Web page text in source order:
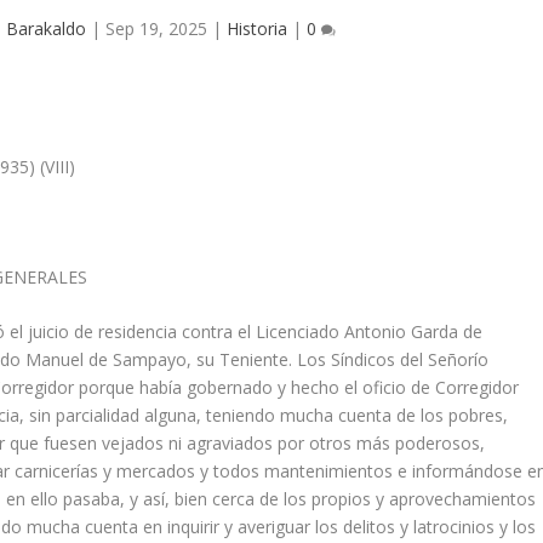
Barakaldo | Sep 19, 2025 | Historia |0
(VIII)
juicio de residencia contra el Licenciado Antonio Garda de
Manuel de Sampayo, su Teniente. Los Síndicos del Señorío
porque había gobernado y hecho el oficio de Corregidor
sin parcialidad alguna, teniendo mucha cuenta de los pobres,
fuesen vejados ni agraviados por otros más poderosos,
carnicerías y mercados y todos mantenimientos e informándose
ello pasaba, y así, bien cerca de los propios y aprovechamientos
mucha cuenta en inquirir y averiguar los delitos y latrocinios y los